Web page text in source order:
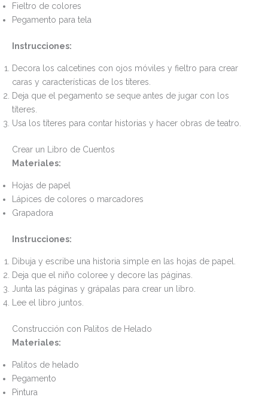
Fieltro de colores
Pegamento para tela
Instrucciones:
Decora los calcetines con ojos móviles y fieltro para crear
caras y características de los títeres.
Deja que el pegamento se seque antes de jugar con los
títeres.
Usa los títeres para contar historias y hacer obras de teatro.
Crear un Libro de Cuentos
Materiales:
Hojas de papel
Lápices de colores o marcadores
Grapadora
Instrucciones:
Dibuja y escribe una historia simple en las hojas de papel.
Deja que el niño coloree y decore las páginas.
Junta las páginas y grápalas para crear un libro.
Lee el libro juntos.
Construcción con Palitos de Helado
Materiales:
Palitos de helado
Pegamento
Pintura